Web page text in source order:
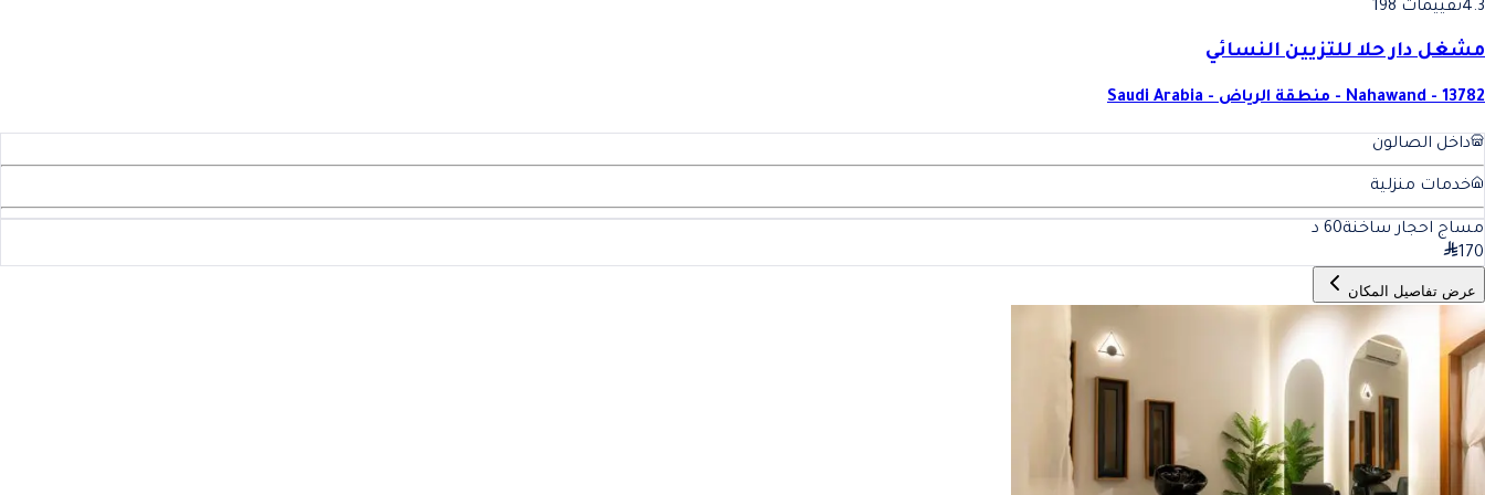
4.3تقييمات 198
مشغل دار حلا للتزيين النسائي
Nahawand - 13782 - منطقة الرياض - Saudi Arabia
داخل الصالون
خدمات منزلية
مساج احجار ساخنة60 د
170
عرض تفاصيل المكان